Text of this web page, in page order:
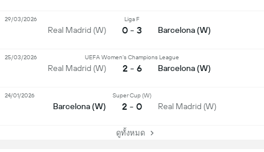
Real Madrid (W)
Liga F
0 - 3 Barcelona (W)
29/03/2026
Real Madrid (W)
UEFA Women's Champions League
2 - 6 Barcelona (W)
25/03/2026
Barcelona (W)
Super Cup (W)
2 - 0 Real Madrid (W)
24/01/2026
ดูทั้งหมด